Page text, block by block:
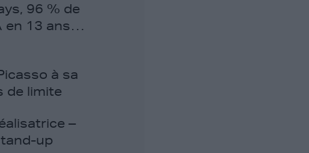
96 % de
en 13 ans…
à sa
de limite
–
up